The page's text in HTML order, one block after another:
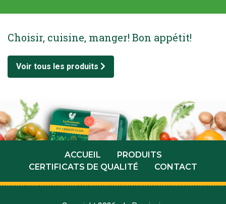
Choisir, cuisine, manger! Bon appétit!
Voir tous les produits
ACCUEIL
PRODUITS
CERTIFICATS DE QUALITÉ
CONTACT